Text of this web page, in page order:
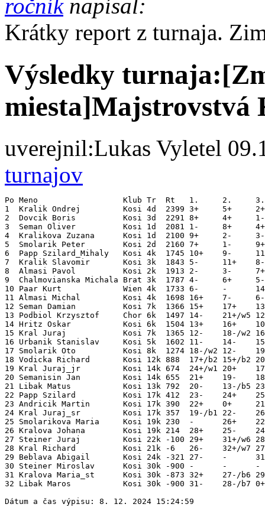
ročníknapísal:
Krátky report z turnaja.
Výsledky
miesta]Majstrovstvá
uverejnil:Lukas Vyletel
turnajov
Po Meno                  Klub Tr  Rt   1.     2.     3.
1  Kralik Ondrej         Kosi 4d  2399 3+     5+
2  Dovcik Boris          Kosi 3d  2291 8+     4+
3  Seman Oliver          Kosi 1d  2081 1-     8+
4  Kralikova Zuzana      Kosi 1d  2100 9+     2-
5  Smolarik Peter        Kosi 2d  2160 7+     1-
6  Papp Szilard_Mihaly   Kosi 4k  1745 10+    9-
7  Kralik Slavomir       Kosi 3k  1843 5-     11+
8  Almasi Pavol          Kosi 2k  1913 2-     3-
9  Chalmovianska Michala Brat 3k  1787 4-
10 Paar Kurt             Wien 4k  1733 6-     -
11 Almasi Michal         Kosi 4k  1698 16+    7-
12 Seman Damian          Kosi 7k  1366 15+    17+
13 Podbiol Krzysztof     Chor 6k  1497 14-
14 Hritz Oskar           Kosi 6k  1504 13+    16+
15 Kral Juraj            Kosi 7k  1365 12-    18-/w2
16 Urbanik Stanislav     Kosi 5k  1602 11-    14-
17 Smolarik Oto          Kosi 8k  1274 18-/w2 12-
18 Vodicka Richard       Kosi 12k 888  17+/b2 15+/b2
19 Kral Juraj_jr         Kosi 14k 674  24+/w1 20+
20 Semanisin Jan         Kosi 14k 655  21+    19-
21 Libak Matus           Kosi 13k 792  20-    13-/
22 Papp Szilard          Kosi 17k 412  23-    24+
23 Andricik Martin       Kosi 17k 390  22+    0+
24 Kral Juraj_sr         Kosi 17k 357  19-/b1 22-
25 Smolarikova Maria     Kosi 19k 230  -
26 Kralova Johana        Kosi 19k 214  28+    25-
27 Steiner Juraj         Kosi 22k -100 29+    31+/
28 Kral Richard          Kosi 21k -6   26-    32+/
29 Beblava Abigail       Kosi 24k -321 27-    -
30 Steiner Miroslav      Kosi 30k -900 -      -
31 Kralova Maria_st      Kosi 30k -873 32+
32 Libak Maros           Kosi 30k -900 31-